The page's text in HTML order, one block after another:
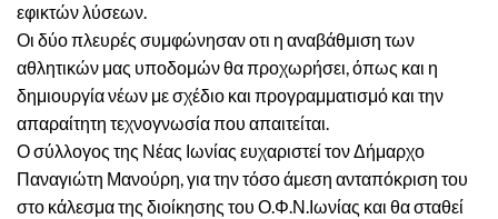
εφικτών λύσεων.
Οι δύο πλευρές συμφώνησαν οτι η αναβάθμιση των
αθλητικών μας υποδομών θα προχωρήσει, όπως και η
δημιουργία νέων με σχέδιο και προγραμματισμό και την
απαραίτητη τεχνογνωσία που απαιτείται.
Ο σύλλογος της Νέας Ιωνίας ευχαριστεί τον Δήμαρχο
Παναγιώτη Μανούρη, για την τόσο άμεση ανταπόκριση του
στο κάλεσμα της διοίκησης του Ο.Φ.Ν.Ιωνίας και θα σταθεί